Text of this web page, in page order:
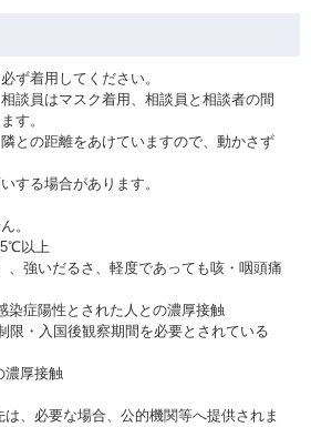
ず着用してください。
談員はマスク着用、相談員と相談者の間
す。
との距離をあけていますので、動かさず
する場合があります。
。
以上
、強いだるさ、軽度であっても咳・咽頭痛
染症陽性とされた人との濃厚接触
限・入国後観察期間を必要とされている
厚接触
、必要な場合、公的機関等へ提供されま